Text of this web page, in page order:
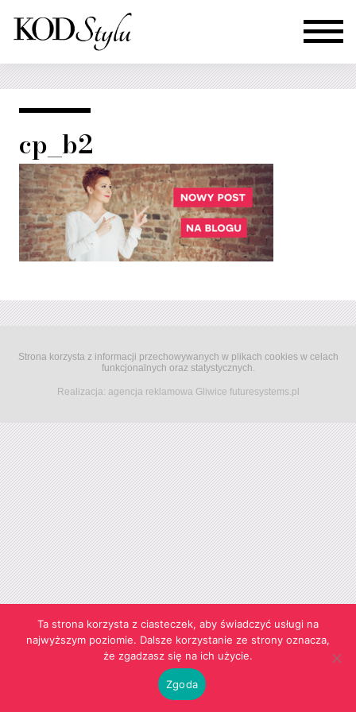
cp_b2
Ta strona korzysta z ciasteczek, aby świadczyć usługi na
najwyższym poziomie. Dalsze korzystanie ze strony oznacza,
że zgadzasz się na ich użycie.
Zgoda
Strona korzysta z informacji przechowywanych w plikach cookies w celach
funkcjonalnych oraz statystycznych.
Realizacja: agencja reklamowa Gliwice futuresystems.pl